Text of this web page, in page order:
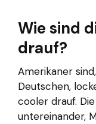
Wie sind
drauf?
Amerikaner
Deutschen,
cooler drauf.
untereinander,